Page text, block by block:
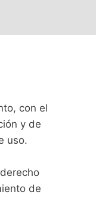
con el
y de
uso.
de